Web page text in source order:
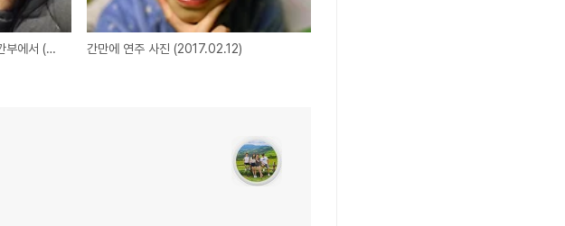
평일 저녁, 연준이 좋아아하는 깐부에서 (2017.02.15) 간만에 연주 사진 (2017.02.12)